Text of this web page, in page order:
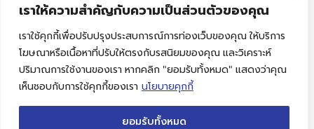
เราให้ความสำคัญกับความเป็นส่วนตัวของคุณ
เราใช้คุกกี้เพื่อปรับปรุงประสบการณ์การท่องเว็บของคุณ ให้บริการ
โฆษณาหรือเนื้อหาที่ปรับให้ตรงกับรสนิยมของคุณ และวิเคราะห์
ปริมาณการใช้งานของเรา หากคลิก "ยอมรับทั้งหมด" แสดงว่าคุณ
เห็นชอบกับการใช้คุกกี้ของเรา นโยบายคุกกี้
ยอมรับทั้งหมด
แบบคำขอใช้สิทธิเกี่ยวกับข้อมูลส่วนบุคคล | COOKIE NOTICE
Copyright © 2026 สถาบันเสริมสร้างขีดความสามารถมนุษย์
(HCBI) - All rights reserved.MeWeb